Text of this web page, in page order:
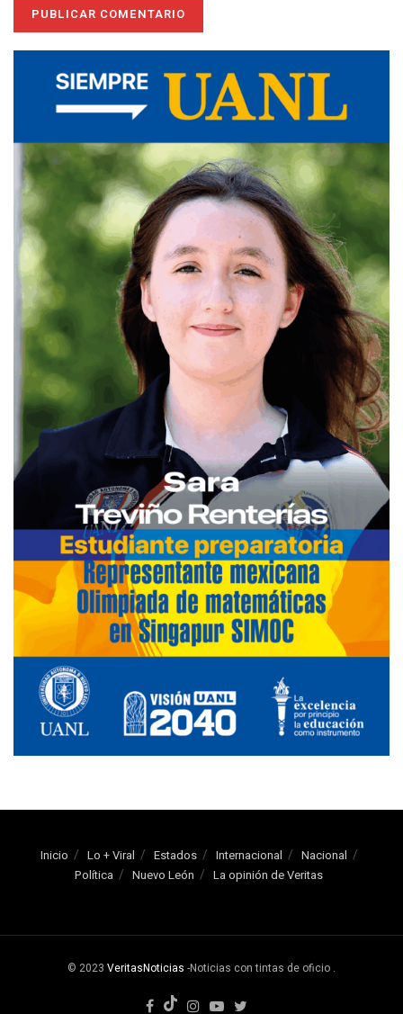
Inicio Lo + Viral Estados Internacional
Nacional
Política
Nuevo León La opinión de Veritas
© 2023 VeritasNoticias -Noticias con tintas de oficio .